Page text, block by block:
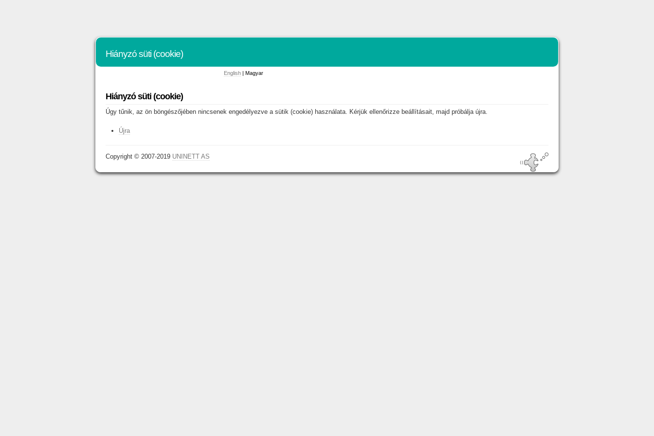
Hiányzó süti (cookie)
English| Magyar
Hiányzó süti (cookie)
Úgy tűnik, az ön böngészőjében nincsenek engedélyezve a sütik (cookie) használata. Kérjük ellenőrizze beállításait, majd próbálja újra.
Újra
Copyright © 2007-2019 UNINETT AS